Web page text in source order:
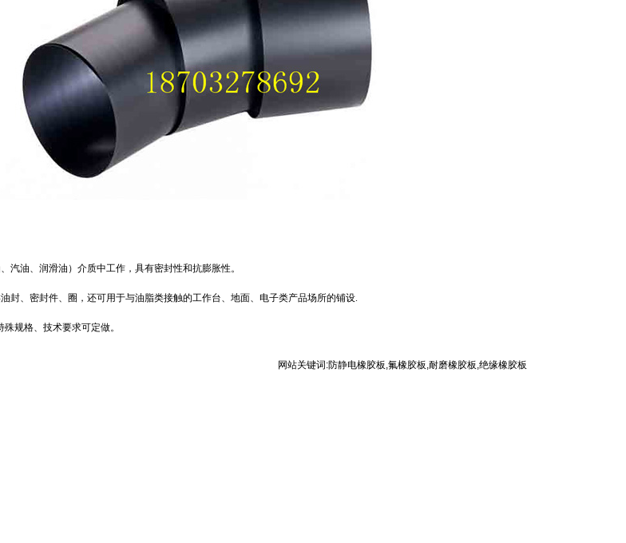
汽油、润滑油）介质中工作，具有密封性和抗膨胀性。
封、密封件、圈，还可用于与油脂类接触的工作台、地面、电子类产品场所的铺设.
规格、技术要求可定做。
网站关键词:防静电橡胶板,氟橡胶板,耐磨橡胶板,绝缘橡胶板